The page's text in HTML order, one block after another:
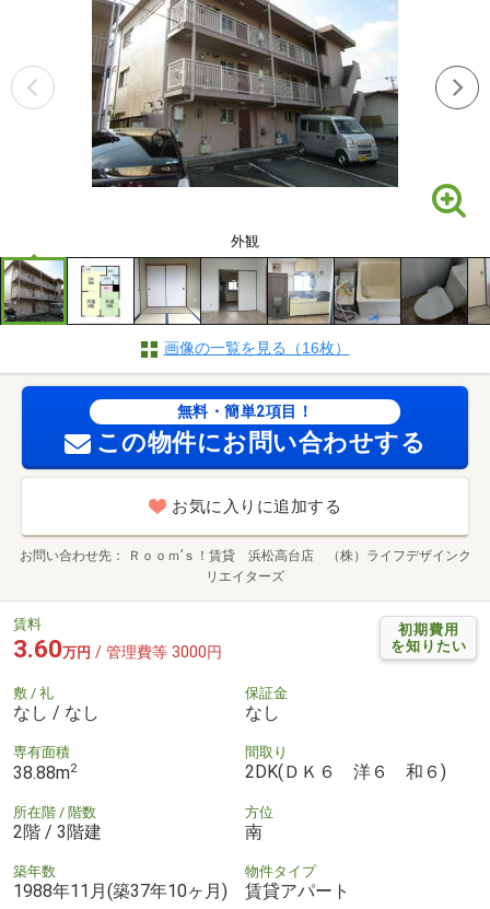
外観
画像の一覧を見る（16枚）
無料・簡単2項目！
この物件にお問い合わせする
お気に入りに追加する
お問い合わせ先
Ｒｏｏｍ’ｓ！賃貸 浜松高台店 （株）ライフデザインク
リエイターズ
初期費用
を知りたい
賃料
3.60万円 / 管理費等 3000円
敷 / 礼
なし / なし
保証金
なし
専有面積
38.88m2
間取り
2DK(ＤＫ６ 洋６ 和６)
所在階 / 階数
2階 / 3階建
方位
南
築年数
1988年11月(築37年10ヶ月)
物件タイプ
賃貸アパート